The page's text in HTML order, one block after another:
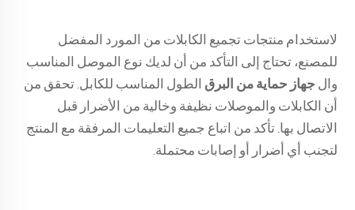
لاستخدام منتجات تجميع الكابلات من المورد المفضل
للمصنع، تحتاج إلى التأكد من أن لديك نوع الموصل المناسب
وال جهاز حماية من البرق الطول المناسب للكابل. تحقق من
أن الكابلات والموصلات نظيفة وخالية من الأضرار قبل
الاتصال بها. تأكد من اتباع جميع التعليمات المرفقة مع المنتج
لتجنب أي أضرار أو إصابات محتملة.